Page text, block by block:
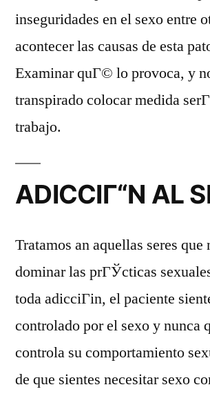
inseguridades en el sexo entre
acontecer las causas de esta
Examinar quГ© lo provoca, y
transpirado colocar medida
trabajo.
ADICCIГ“N AL
Tratamos an aquellas seres que
dominar las prГЎcticas
toda adicciГіn, el paciente
controlado por el sexo y nunca
controla su comportamiento
de que sientes necesitar sexo